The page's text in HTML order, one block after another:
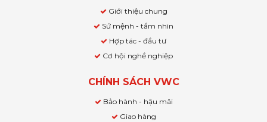
Giới thiệu chung
Sứ mệnh - tầm nhìn
Hợp tác - đầu tư
Cơ hội nghề nghiệp
CHÍNH SÁCH VWC
Bảo hành - hậu mãi
Giao hàng